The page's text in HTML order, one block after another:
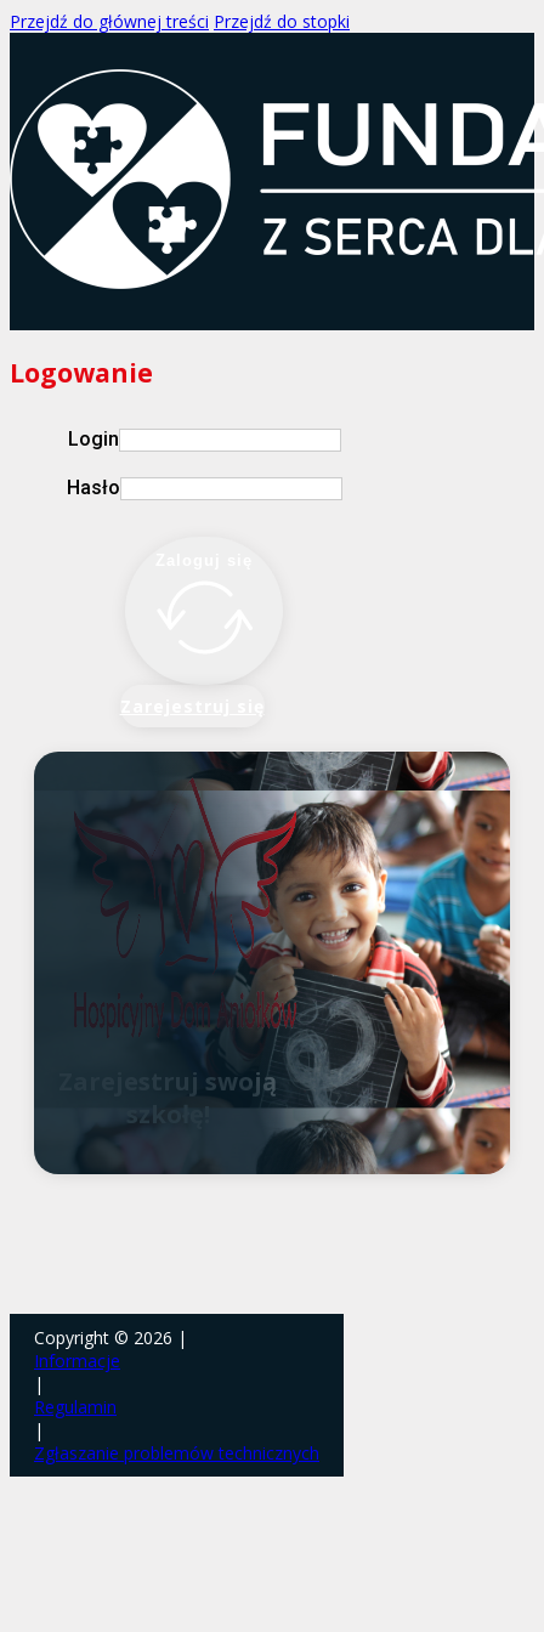
Przejdź do głównej treści Przejdź do stopki
Logowanie
Login
Hasło
Zarejestruj swoją
szkołę!
Copyright © 2026 |
Informacje
|
Regulamin
|
Zgłaszanie problemów technicznych